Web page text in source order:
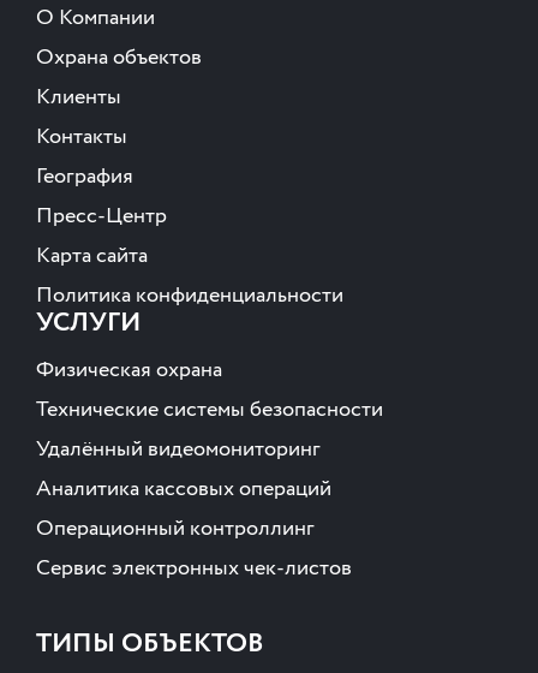
О Компании
Охрана объектов
Клиенты
Контакты
География
Пресс-Центр
Карта сайта
Политика конфиденциальности
УСЛУГИ
Физическая охрана
Технические системы безопасности
Удалённый видеомониторинг
Аналитика кассовых операций
Операционный контроллинг
Сервис электронных чек-листов
ТИПЫ ОБЪЕКТОВ